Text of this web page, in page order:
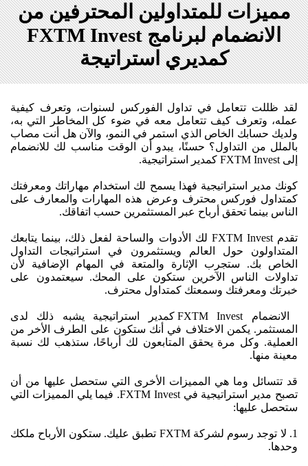
مميزات للمتداولين المحترفين من
الانضمام لبرنامج FXTM Invest
كمديري استراتيجة
لقد ظللت تتعامل في تداول الفوركس لسنوات، وتعرف كيفية
عمله، وتعرف كيف تتعامل معه في ضوء كل المخاطر التي به،
ولديك حسابك الخاص الذي استمر في النمو، والآن هل أنت مصاب
بالملل من التداول؟ حسنًا، يبدو أن الوقت مناسب لك للانضمام
إلى FXTM Invest كمدير استراتيجية.
كونك مدير استراتيجية فهذا يسمح لك استخدام مهاراتك ومعرفتك
كمتداول فوركس محترف وعرض هذه المهارات والمعارف على
الناس بينما تحقق أرباح عبر المستثمرين حسب اتفاقك.
تقدم FXTM Invest لك الأدوات والساحة لفعل ذلك، بينما يتابعك
المتداولون حول العالم ويستثمرون في استراتيجات التداول
الخاص بك. ستجرب الإثارة والمتعة في المهام الإضافية لأن
تداولات الناس الآخرين ستكون على المحك. سيعتمدون على
خبرتك ومعرفتك وسمعتك كمتداول محترف.
الانضمام FXTM Invest كمدير استراتيجية يشبه ذلك لدى
المستثمر. يكمن الاختلاف في أنك ستكون على الطرف الأخر من
العملية. وكل مرة يحقق المتابعون لك أرباحًا، ستذهب لك نسبة
معينة منها.
قد تتسائل وما هي المميزات الأخرى التي ستحصل عليها من أن
تصبح مدير استراتيجية في FXTM Invest. فيما يلي المميزات التي
ستحصل عليها:
1. لا توجد رسوم لشركة FXTM تطبق عليك. ستكون الأرباح ملكك
وحدها.